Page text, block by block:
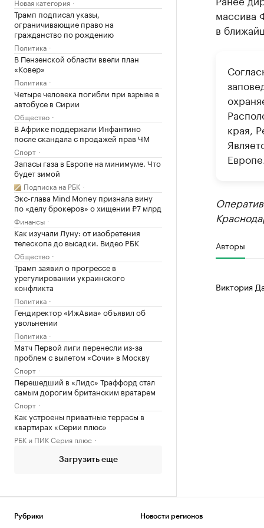
Трамп подписал указы,
ограничивающие право на
гражданство по рождению
Политика
В Пензенской области ввели план
«Ковер»
Политика
Четыре человека погибли при взрыве в
автобусе в Сирии
Общество
В Африке поддержали Инфантино
после скандала с продажей прав ЧМ
Спорт
Запасы газа в Европе на минимуме. Что
будет зимой
Подписка на РБК
Экс-глава Mind Money признала вину
по «делу брокеров» о хищении ₽7 млрд
Финансы
Как изучали Луну: от изобретения
телескопа до высадки. Видео РБК
Общество
Трамп заявил о прогрессе в
урегулировании украинского
конфликта
Политика
Гендиректор «ИжАвиа» объявил об
увольнении
Политика
Матч Первой лиги перенесли из-за
проблем с вылетом «Сочи» в Москву
Спорт
Перешедший в «Лидс» Траффорд стал
самым дорогим британским вратарем
Спорт
Как устроены приватные террасы в
квартирах «Серии плюс»
РБК и ПИК Серия плюс
Загрузить еще
массива
в
края,
Авторы
Виктория
Рубрики Новости регионов